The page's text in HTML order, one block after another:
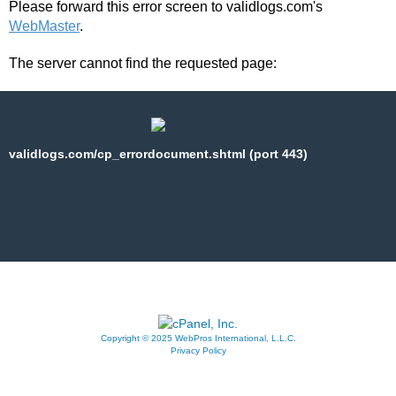
Please forward this error screen to validlogs.com's
WebMaster.
The server cannot find the requested page:
validlogs.com/cp_errordocument.shtml (port 443)
Copyright © 2025 WebPros International, L.L.C.
Privacy Policy